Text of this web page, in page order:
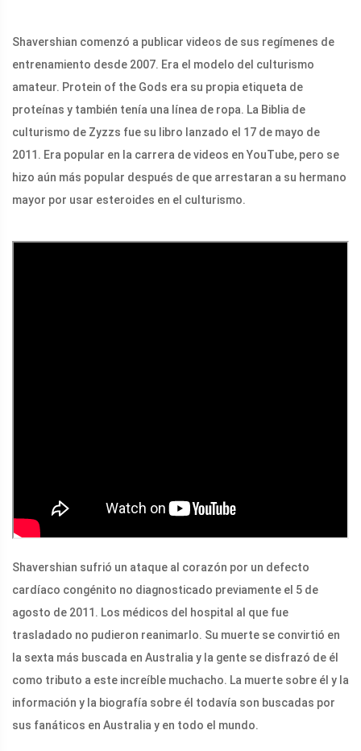
Shavershian comenzó a publicar videos de sus regímenes de
entrenamiento desde 2007. Era el modelo del culturismo
amateur. Protein of the Gods era su propia etiqueta de
proteínas y también tenía una línea de ropa. La Biblia de
culturismo de Zyzzs fue su libro lanzado el 17 de mayo de
2011. Era popular en la carrera de videos en YouTube, pero se
hizo aún más popular después de que arrestaran a su hermano
mayor por usar esteroides en el culturismo.
Shavershian sufrió un ataque al corazón por un defecto
cardíaco congénito no diagnosticado previamente el 5 de
agosto de 2011. Los médicos del hospital al que fue
trasladado no pudieron reanimarlo. Su muerte se convirtió en
la sexta más buscada en Australia y la gente se disfrazó de él
como tributo a este increíble muchacho. La muerte sobre él y la
información y la biografía sobre él todavía son buscadas por
sus fanáticos en Australia y en todo el mundo.